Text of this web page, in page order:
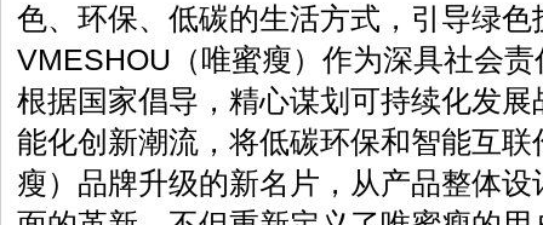
色、环保、低碳的生活方式，引导绿色
VMESHOU（唯蜜瘦）作为深具社会
根据国家倡导，精心谋划可持续化发
能化创新潮流，将低碳环保和智能互
瘦）品牌升级的新名片，从产品整体